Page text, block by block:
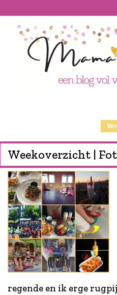
Weekoverzicht |
regende en ik erge